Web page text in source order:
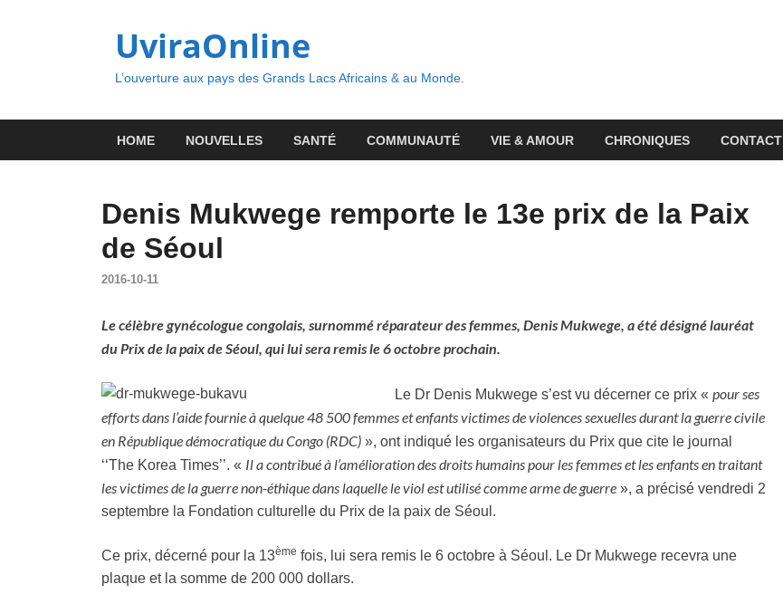
UviraOnline
L’ouverture aux pays des Grands Lacs Africains & au Monde.
HOME NOUVELLES SANTÉ COMMUNAUTÉ VIE & AMOUR CHRONIQUES CONTACT
Denis Mukwege remporte le 13e prix de la Paix
de Séoul
2016-10-11
Le célèbre gynécologue congolais, surnommé réparateur des femmes, Denis Mukwege, a été désigné lauréat
du Prix de la paix de Séoul, qui lui sera remis le 6 octobre prochain.
Le Dr Denis Mukwege s’est vu décerner ce prix « pour ses
efforts dans l’aide fournie à quelque 48 500 femmes et enfants victimes de violences sexuelles durant la guerre civile
en République démocratique du Congo (RDC) », ont indiqué les organisateurs du Prix que cite le journal
‘‘The Korea Times’’. « Il a contribué à l’amélioration des droits humains pour les femmes et les enfants en traitant
les victimes de la guerre non-éthique dans laquelle le viol est utilisé comme arme de guerre », a précisé vendredi 2
septembre la Fondation culturelle du Prix de la paix de Séoul.
Ce prix, décerné pour la 13ème fois, lui sera remis le 6 octobre à Séoul. Le Dr Mukwege recevra une
plaque et la somme de 200 000 dollars.